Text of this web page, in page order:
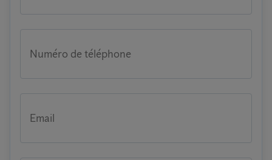
Numéro de téléphone
Email